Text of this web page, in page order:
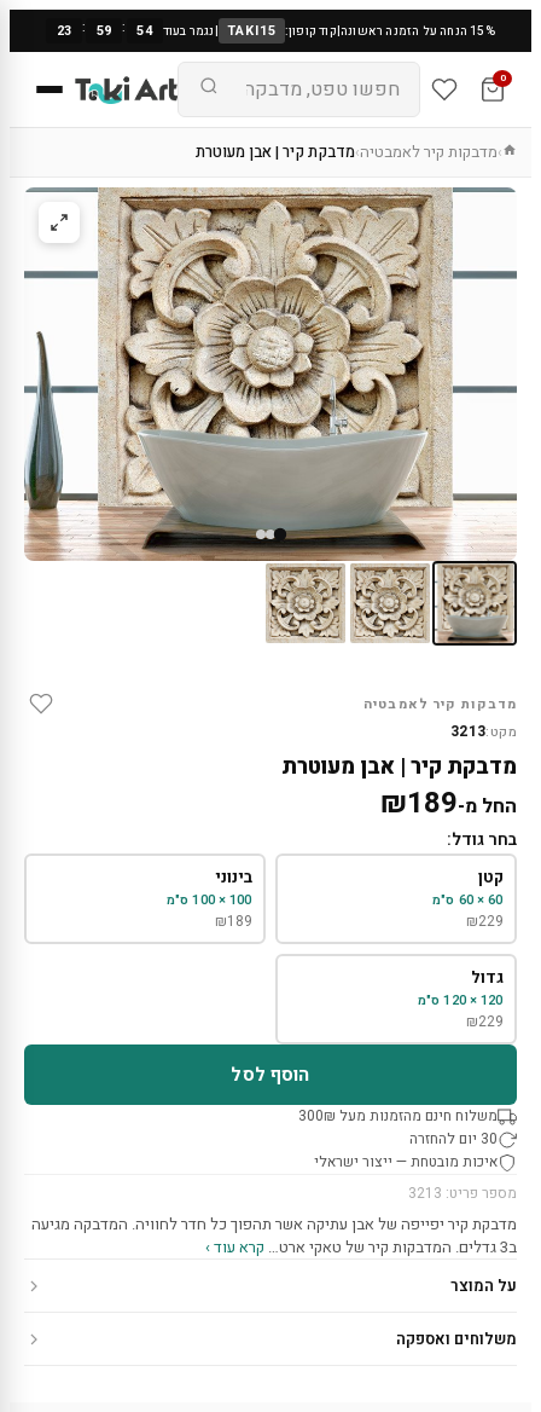
15% הנחה על הזמנה ראשונה |קוד קופון: TAKI15
|נגמר בעוד 23 : 59 : 53
0
›מדבקות קיר לאמבטיה›מדבקת קיר | אבן מעוטרת
מדבקות קיר לאמבטיה
מקט:3213
מדבקת קיר | אבן מעוטרת
החל מ- ₪189
בחר גודל:
קטן
60 × 60 ס"מ
₪229
בינוני
100 × 100 ס"מ
₪189
גדול
120 × 120 ס"מ
₪229
הוסף לסל
משלוח חינם מהזמנות מעל 300₪
30 יום להחזרה
איכות מובטחת — ייצור ישראלי
מספר פריט: 3213
מדבקת קיר יפייפה של אבן עתיקה אשר תהפוך כל חדר לחוויה. המדבקה מגיעה
ב3 גדלים. המדבקות קיר של טאקי ארט…
קרא עוד ›
על המוצר
משלוחים ואספקה